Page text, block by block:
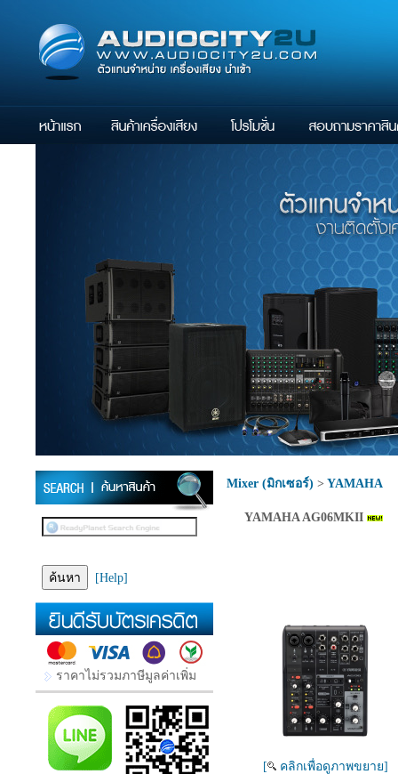
[Help]
ราคาไม่รวมภาษีมูลค่าเพิ่ม
Mixer (มิกเซอร์) > YAMAHA
YAMAHA AG06MKII
[ คลิกเพื่อดูภาพขยาย]